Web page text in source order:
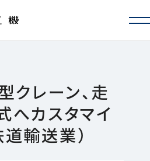
クレーン、走
へカスタマイ
輸送業）